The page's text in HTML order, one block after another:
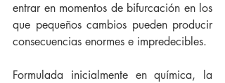
entrar en momentos de bifurcación en los
que pequeños cambios pueden producir
consecuencias enormes e impredecibles.
Formulada inicialmente en química, la